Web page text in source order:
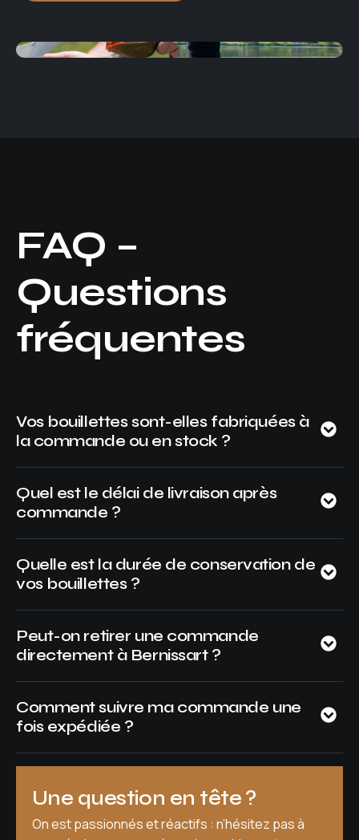
FAQ –
Questions
fréquentes
Vos bouillettes sont-elles fabriquées à
la commande ou en stock ?
Quel est le délai de livraison après
commande ?
Quelle est la durée de conservation de
vos bouillettes ?
Peut-on retirer une commande
directement à Bernissart ?
Comment suivre ma commande une
fois expédiée ?
Une question en tête ?
On est passionnés et réactifs : n’hésitez pas à